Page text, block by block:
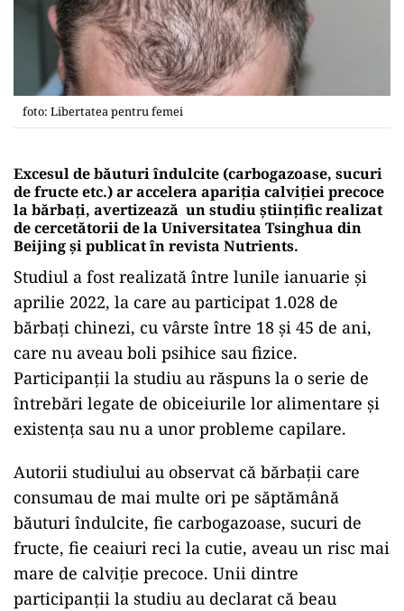
foto: Libertatea pentru femei
Excesul de băuturi îndulcite (carbogazoase, sucuri
de fructe etc.) ar accelera apariția calviției precoce
la bărbați, avertizează un studiu științific realizat
de cercetătorii de la Universitatea Tsinghua din
Beijing și publicat în revista Nutrients.
Studiul a fost realizată între lunile ianuarie și
aprilie 2022, la care au participat 1.028 de
bărbați chinezi, cu vârste între 18 și 45 de ani,
care nu aveau boli psihice sau fizice.
Participanții la studiu au răspuns la o serie de
întrebări legate de obiceiurile lor alimentare și
existența sau nu a unor probleme capilare.
Autorii studiului au observat că bărbații care
consumau de mai multe ori pe săptămână
băuturi îndulcite, fie carbogazoase, sucuri de
fructe, fie ceaiuri reci la cutie, aveau un risc mai
mare de calviție precoce. Unii dintre
participanții la studiu au declarat că beau